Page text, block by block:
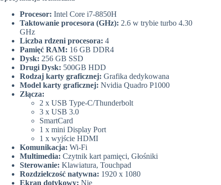
Procesor: Intel Core i7-8850H
Taktowanie procesora (GHz): 2.6 w trybie turbo 4.30
GHz
Liczba rdzeni procesora: 4
Pamięć RAM: 16 GB DDR4
Dysk: 256 GB SSD
Drugi Dysk: 500GB HDD
Rodzaj karty graficznej: Grafika dedykowana
Model karty graficznej: Nvidia Quadro P1000
Złącza:
2 x USB Type-C/Thunderbolt
3 x USB 3.0
SmartCard
1 x mini Display Port
1 x wyjście HDMI
Komunikacja: Wi-Fi
Multimedia: Czytnik kart pamięci, Głośniki
Sterowanie: Klawiatura, Touchpad
Rozdzielczość natywna: 1920 x 1080
Ekran dotykowy: Nie